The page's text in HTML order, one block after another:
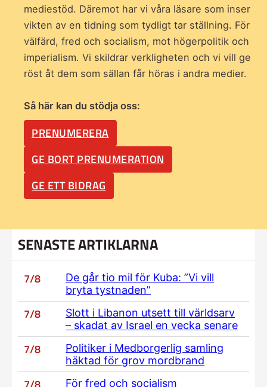
mediestöd. Däremot har vi våra läsare som inser
vikten av en tidning som tydligt tar ställning. För
välfärd, fred och socialism, mot högerpolitik och
imperialism. Vi skildrar verkligheten och vi vill ge
röst åt dem som sällan får höras i andra medier.
Så här kan du stödja oss:
PRENUMERERA
GE BORT PRENUMERATION
GE ETT BIDRAG
SENASTE ARTIKLARNA
7/8
De går tio mil för Kuba: ”Vi vill
bryta tystnaden”
7/8
Slott i Libanon utsett till världsarv
– skadat av Israel en vecka senare
7/8
Politiker i Medborgerlig samling
häktad för grov mordbrand
För fred och socialism